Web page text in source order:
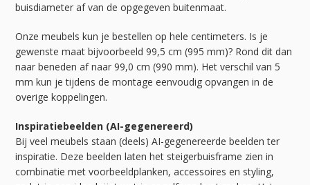
buisdiameter af van de opgegeven buitenmaat.
Onze meubels kun je bestellen op hele centimeters. Is je
gewenste maat bijvoorbeeld 99,5 cm (995 mm)? Rond dit dan
naar beneden af naar 99,0 cm (990 mm). Het verschil van 5
mm kun je tijdens de montage eenvoudig opvangen in de
overige koppelingen.
Inspiratiebeelden (AI-gegenereerd)
Bij veel meubels staan (deels) AI-gegenereerde beelden ter
inspiratie. Deze beelden laten het steigerbuisframe zien in
combinatie met voorbeeldplanken, accessoires en styling,